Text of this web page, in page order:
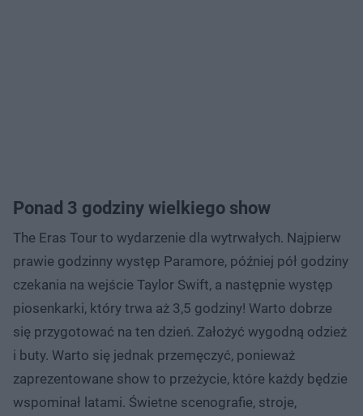
Ponad 3 godziny wielkiego show
The Eras Tour to wydarzenie dla wytrwałych. Najpierw
prawie godzinny występ Paramore, później pół godziny
czekania na wejście Taylor Swift, a następnie występ
piosenkarki, który trwa aż 3,5 godziny! Warto dobrze
się przygotować na ten dzień. Założyć wygodną odzież
i buty. Warto się jednak przemęczyć, ponieważ
zaprezentowane show to przeżycie, które każdy będzie
wspominał latami. Świetne scenografie, stroje,